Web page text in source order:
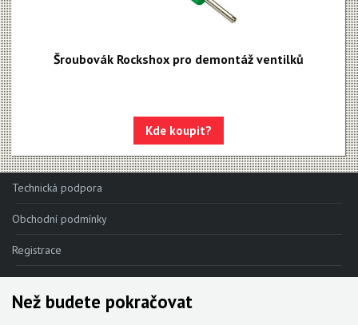
Šroubovák Rockshox pro demontáž ventilků
Kde koupit?
Technická podpora
Obchodní podmínky
Registrace
Reklamace
Kde nakoupit
Než budete pokračovat